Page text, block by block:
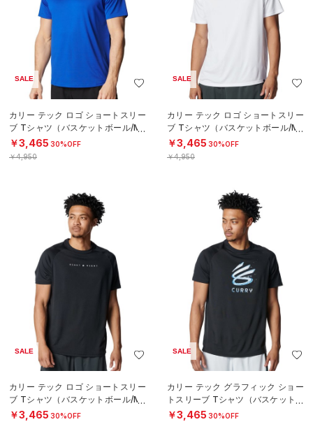
SALE
カリー テック ロゴ ショートスリー
ブ Tシャツ（バスケットボール/ME
N）
￥3,465 30%OFF
￥4,950
SALE
カリー テック ロゴ ショートスリー
ブ Tシャツ（バスケットボール/ME
N）
￥3,465 30%OFF
￥4,950
SALE
カリー テック ロゴ ショートスリー
ブ Tシャツ（バスケットボール/ME
N）
￥3,465 30%OFF
SALE
カリー テック グラフィック ショー
トスリーブ Tシャツ（バスケットボ
ール/MEN）
￥3,465 30%OFF